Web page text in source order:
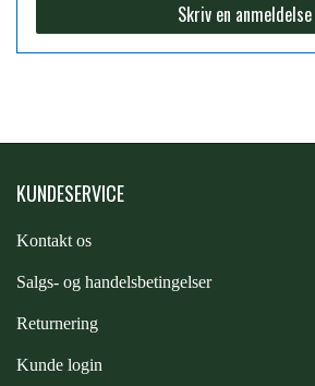
PHARMACARE
STAR TACK
Skriv en anmeldelse
KUNDESERVICE
Kontakt os
Salgs- og handelsbetingelser
Returnering
Kunde login